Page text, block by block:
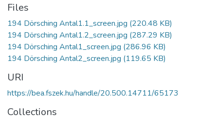
Files
194 Dörsching Antal1.1_screen.jpg (220.48 KB)
194 Dörsching Antal1.2_screen.jpg (287.29 KB)
194 Dörsching Antal1_screen.jpg (286.96 KB)
194 Dörsching Antal2_screen.jpg (119.65 KB)
URI
https://bea.fszek.hu/handle/20.500.14711/65173
Collections